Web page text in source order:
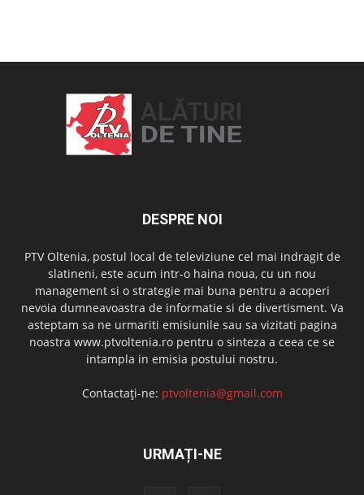
DESPRE NOI
PTV Oltenia, postul local de televiziune cel mai indragit de
slatineni, este acum intr-o haina noua, cu un nou
management si o strategie mai buna pentru a acoperi
nevoia dumneavoastra de informatie si de divertisment. Va
asteptam sa ne urmariti emisiunile sau sa vizitati pagina
noastra www.ptvoltenia.ro pentru o sinteza a ceea ce se
intampla in emisia postului nostru.
Contactați-ne: ptvoltenia@gmail.com
URMAȚI-NE